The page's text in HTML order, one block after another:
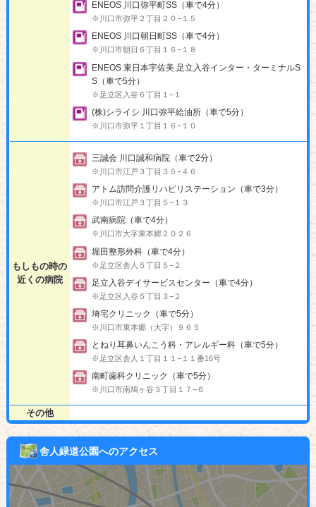
ENEOS 川口弥平町SS（車で4分）
※川口市弥平２丁目２０−１５
ENEOS 川口朝日町SS（車で4分）
※川口市朝日６丁目１６−１８
ENEOS 東日本宇佐美 足立入谷インター・ターミナルS
S（車で5分）
※足立区入谷６丁目１−１
(株)シライシ 川口弥平給油所（車で5分）
※川口市弥平１丁目１６−１０
もしもの時の
近くの病院
三誠会 川口誠和病院（車で2分）
※川口市江戸３丁目３５−４６
アトム訪問介護リハビリステーション（車で3分）
※川口市江戸３丁目５−１３
武南病院（車で4分）
※川口市大字東本郷２０２６
堀田整形外科（車で4分）
※足立区舎人５丁目５−２
足立入谷デイサービスセンター（車で4分）
※足立区入谷５丁目３−２
埼宅クリニック（車で5分）
※川口市東本郷（大字）９６５
とねり耳鼻いんこう科・アレルギー科（車で5分）
※足立区舎人１丁目１１−１１番16号
南町歯科クリニック（車で5分）
※川口市南鳩ヶ谷３丁目１７−６
その他
舎人緑道公園へのアクセス